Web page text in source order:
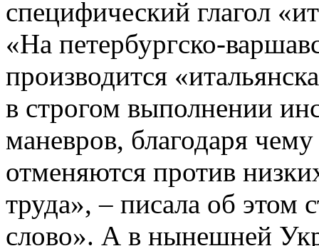
специфический глагол
«На петербургско-
производится
в строгом выполнении
маневров, благодаря
отменяются против
труда», – писала об этом
слово». А в нынешней